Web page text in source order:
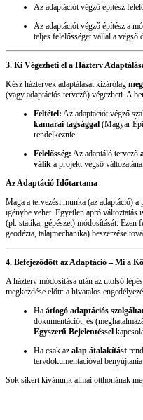
Az adaptációt végző építész
Az adaptációt végző építész a
teljes felelősséget vállal a végső
3. Ki Végezheti el a Házterv
Kész háztervek adaptálását kizárólag
(vagy adaptációs tervező) végezheti. A
Feltétel: Az adaptációt végző
kamarai tagsággal (Magyar
rendelkeznie.
Felelősség: Az adaptáló tervező
válik a projekt végső
Az Adaptáció Időtartama
Maga a tervezési munka (az adaptáció)
igénybe vehet. Egyetlen apró változtatás
(pl. statika, gépészet) módosítását.
geodézia, talajmechanika) beszerzése
4. Befejeződött az Adaptáció – Mi a
A házterv módosítása után az utolsó
megkezdése előtt: a hivatalos
Ha átfogó adaptációs
dokumentációt, és
Egyszerű Bejelentéssel
Ha csak az alap átalakítást
tervdokumentációval benyújtania
Sok sikert kívánunk álmai otthonának